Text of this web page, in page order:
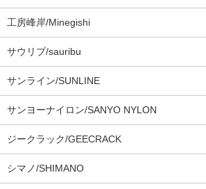
工房峰岸/Minegishi
サウリブ/sauribu
サンライン/SUNLINE
サンヨーナイロン/SANYO NYLON
ジークラック/GEECRACK
シマノ/SHIMANO